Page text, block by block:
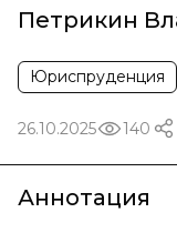
Петрикин
Юриспруденция
26.10.2025 140
Аннотация